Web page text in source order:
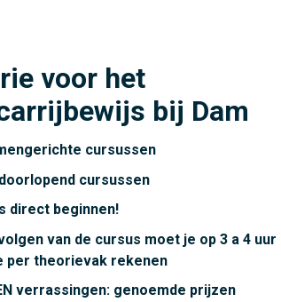
voor het
bij Dam
cursussen
cursussen
direct beginnen!
van de cursus moet je op 3 a 4 uur
per theorievak rekenen
verrassingen: genoemde prijzen